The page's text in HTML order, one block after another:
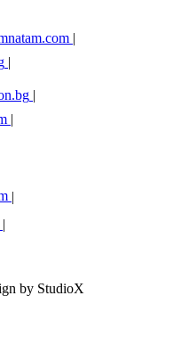
|
|
|
|
|
|
by StudioX